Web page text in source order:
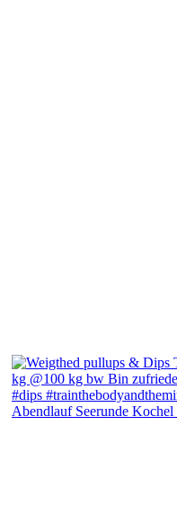
Abendlauf Seerunde